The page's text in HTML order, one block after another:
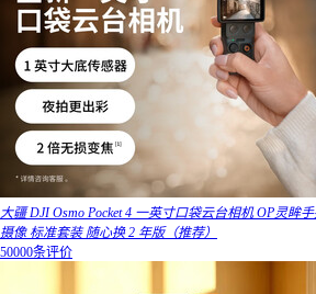
大疆 DJI Osmo Pocket 4 一英寸口袋云台相机 OP灵眸
摄像 标准套装 随心换 2 年版（推荐）
50000条评价